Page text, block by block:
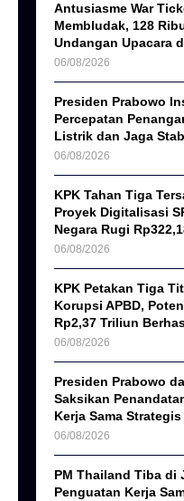
r
:
Antusiasme War
Membludak, 128
Undangan Upacara
06/08/2026
Presiden Prabowo
Percepatan
Listrik dan Jaga
06/08/2026
KPK Tahan Tiga
Proyek Digitalisasi
Negara Rugi
06/08/2026
KPK Petakan Tiga
Korupsi APBD,
Rp2,37 Triliun
06/08/2026
Presiden Prabowo
Saksikan
Kerja Sama Strategis
06/08/2026
PM Thailand Tiba di
Penguatan Kerja